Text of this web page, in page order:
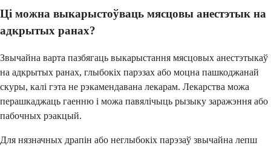
Ці можна выкарыстоўваць мясцовы анестэтык на
адкрытых ранах?
Звычайна варта пазбягаць выкарыстання мясцовых анестэтыкаў
на адкрытых ранах, глыбокіх парэзах або моцна пашкоджанай
скуры, калі гэта не рэкамендавана лекарам. Лекарства можа
перашкаджаць гаенню і можа павялічыць рызыку заражэння або
пабочных рэакцый.
Для нязначных драпін або неглыбокіх парэзаў звычайна лепш